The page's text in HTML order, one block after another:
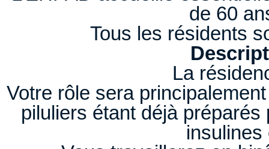
de 60
Tous les résidents
La
Votre rôle sera
piluliers étant déjà
insulines